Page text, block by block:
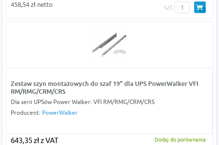
458,54 zł netto szt
Zestaw szyn montażowych do szaf 19" dla UPS PowerWalker VFI
RM/RMG/CRM/CRS
Dla serii UPSów Power Walker: VFI RM/RMG/CRM/CRS
Producent: PowerWalker
643,35 zł z VAT Dodaj do porównania